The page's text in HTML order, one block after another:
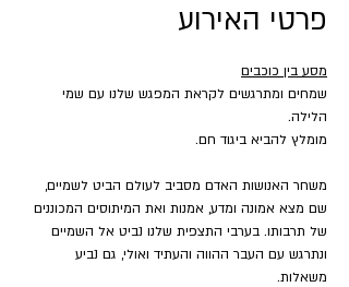
פרטי האירוע
מסע בין כוכבים
שמחים ומתרגשים לקראת המפגש שלנו עם שמי
הלילה.
מומלץ להביא ביגוד חם.
משחר האנושות האדם מסביב לעולם הביט לשמיים,
שם מצא אמונה ומדע, אמנות ואת המיתוסים המכוננים
של תרבותו. בערבי התצפית שלנו נביט אל השמיים
ונתרגש עם העבר ההווה והעתיד ואולי, גם נביע
משאלות.